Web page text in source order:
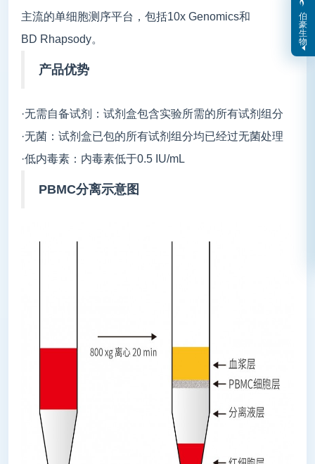
主流的单细胞测序平台，包括10x Genomics和
BD Rhapsody。
产品优势
·无需自备试剂：试剂盒包含实验所需的所有试剂组分
·无菌：试剂盒已包的所有试剂组分均已经过无菌处理
·低内毒素：内毒素低于0.5 IU/mL
PBMC分离示意图
伯
豪
生
物